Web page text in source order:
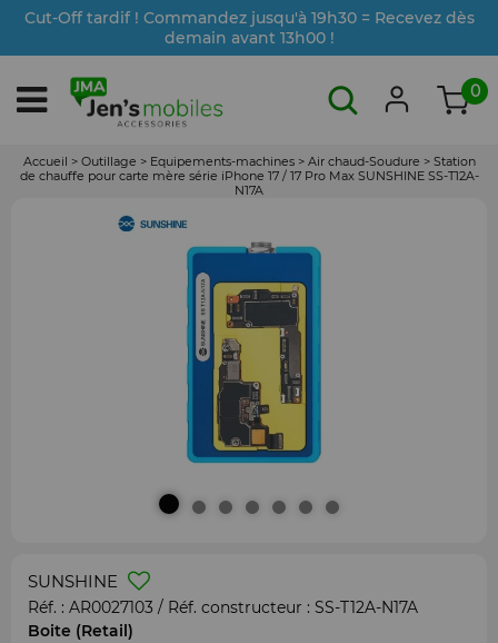
Cut-Off tardif ! Commandez jusqu'à 19h30 = Recevez dès
demain avant 13h00 !
0
Accueil > Outillage > Equipements-machines > Air chaud-Soudure > Station
de chauffe pour carte mère série iPhone 17 / 17 Pro Max SUNSHINE SS-T12A-
N17A
SUNSHINE
Réf. : AR0027103 / Réf. constructeur : SS-T12A-N17A
Boite (Retail)